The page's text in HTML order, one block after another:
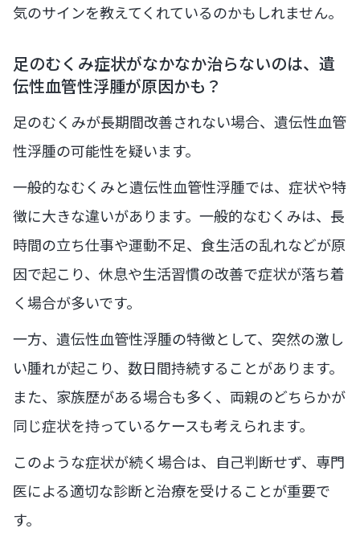
気のサインを教えてくれているのかもしれません。
足のむくみ症状がなかなか治らないのは、遺
伝性血管性浮腫が原因かも？
足のむくみが長期間改善されない場合、遺伝性血管
性浮腫の可能性を疑います。
一般的なむくみと遺伝性血管性浮腫では、症状や特
徴に大きな違いがあります。一般的なむくみは、長
時間の立ち仕事や運動不足、食生活の乱れなどが原
因で起こり、休息や生活習慣の改善で症状が落ち着
く場合が多いです。
一方、遺伝性血管性浮腫の特徴として、突然の激し
い腫れが起こり、数日間持続することがあります。
また、家族歴がある場合も多く、両親のどちらかが
同じ症状を持っているケースも考えられます。
このような症状が続く場合は、自己判断せず、専門
医による適切な診断と治療を受けることが重要で
す。